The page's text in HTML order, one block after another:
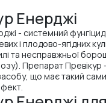
Енерджі
- системний
і плодово-ягідних
та несправжньої
Препарат Превікур
що має такий